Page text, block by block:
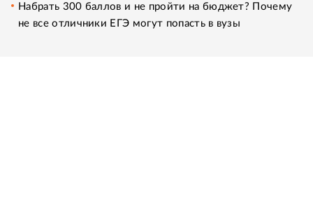
Набрать 300 баллов и не пройти на бюджет? Почему
не все отличники ЕГЭ могут попасть в вузы